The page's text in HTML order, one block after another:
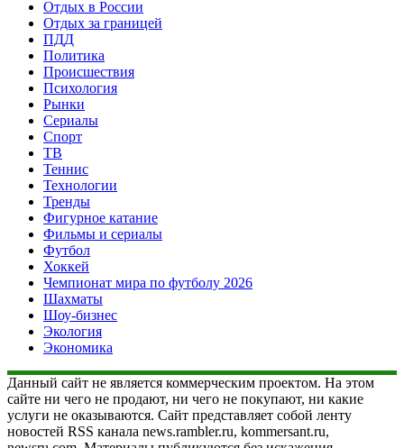
Отдых в России
Отдых за границей
ПДД
Политика
Происшествия
Психология
Рынки
Сериалы
Спорт
ТВ
Теннис
Технологии
Тренды
Фигурное катание
Фильмы и сериалы
Футбол
Хоккей
Чемпионат мира по футболу 2026
Шахматы
Шоу-бизнес
Экология
Экономика
Данный сайт не является коммерческим проектом. На этом
сайте ни чего не продают, ни чего не покупают, ни какие
услуги не оказываются. Сайт представляет собой ленту
новостей RSS канала news.rambler.ru, kommersant.ru,